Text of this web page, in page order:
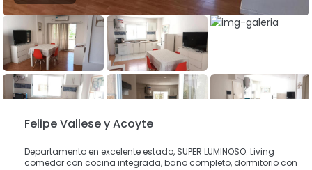
Felipe Vallese y Acoyte
Departamento en excelente estado, SUPER LUMINOSO. Living
comedor con cocina integrada, bano completo, dormitorio con